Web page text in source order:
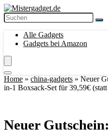
Alle Gadgets
Gadgets bei Amazon
Home » china-gadgets » Neuer
in-1 Boxsack-Set für 39,59€
Neuer